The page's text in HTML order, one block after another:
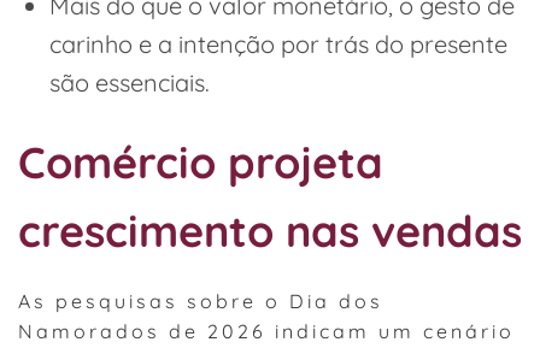
carinho e a intenção por trás do presente
são essenciais.
Comércio projeta
crescimento nas vendas
As pesquisas sobre o Dia dos
Namorados de 2026 indicam um cenário